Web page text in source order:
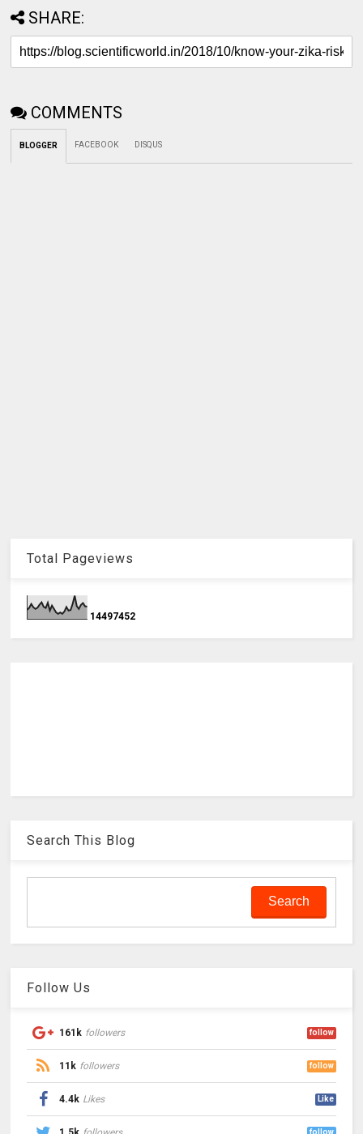
SHARE:
COMMENTS
BLOGGER FACEBOOK DISQUS
Total Pageviews
14497452
Search This Blog
Follow Us
161k followers follow
11k followers follow
4.4k Likes Like
follow